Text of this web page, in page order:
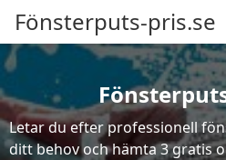
Fönsterputs-pris.se
Letar du efter professionell
ditt behov och hämta 3 gratis